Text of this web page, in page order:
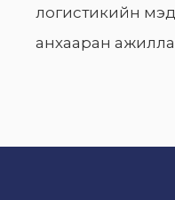
логистикийн
анхааран